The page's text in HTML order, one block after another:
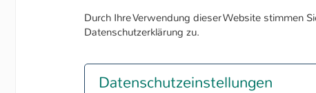
Durch Ihre Verwendung dieser Website stimmen
Datenschutzerklärung zu.
Datenschutzeinstellungen